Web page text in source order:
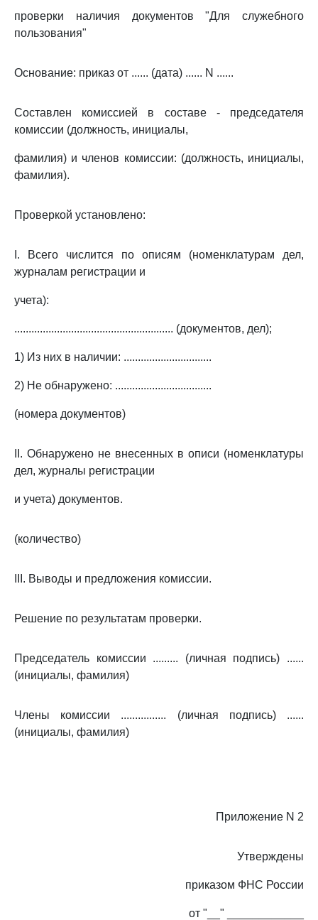
проверки наличия документов "Для служебного
пользования"
Основание: приказ от ...... (дата) ...... N ......
Составлен комиссией в составе - председателя
комиссии (должность, инициалы,
фамилия) и членов комиссии: (должность, инициалы,
фамилия).
Проверкой установлено:
I. Всего числится по описям (номенклатурам дел,
журналам регистрации и
учета):
........................................................ (документов, дел);
1) Из них в наличии: ...............................
2) Не обнаружено: ..................................
(номера документов)
II. Обнаружено не внесенных в описи (номенклатуры
дел, журналы регистрации
и учета) документов.
(количество)
III. Выводы и предложения комиссии.
Решение по результатам проверки.
Председатель комиссии ......... (личная подпись) ......
(инициалы, фамилия)
Члены комиссии ................ (личная подпись) ......
(инициалы, фамилия)
Приложение N 2
Утверждены
приказом ФНС России
от "__" ____________